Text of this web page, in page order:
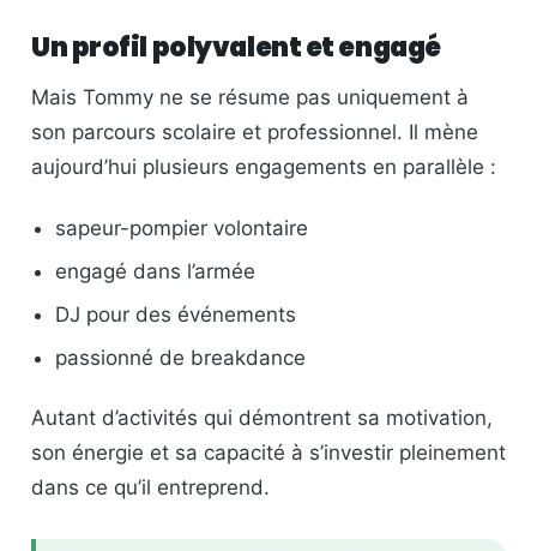
Un profil polyvalent et engagé
Mais Tommy ne se résume pas uniquement à
son parcours scolaire et professionnel. Il mène
aujourd’hui plusieurs engagements en parallèle :
sapeur-pompier volontaire
engagé dans l’armée
DJ pour des événements
passionné de breakdance
Autant d’activités qui démontrent sa motivation,
son énergie et sa capacité à s’investir pleinement
dans ce qu’il entreprend.